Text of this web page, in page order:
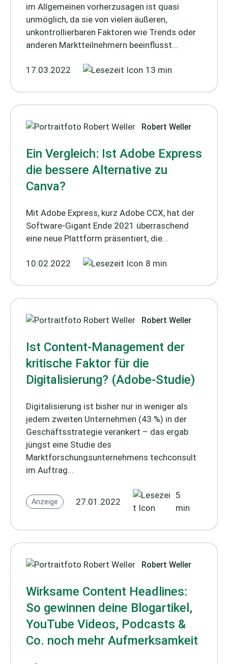
im Allgemeinen vorherzusagen ist quasi
unmöglich, da sie von vielen äußeren,
unkontrollierbaren Faktoren wie Trends oder
anderen Marktteilnehmern beeinflusst...
17.03.2022 13 min
Robert Weller
Ein Vergleich: Ist Adobe Express
die bessere Alternative zu
Canva?
Mit Adobe Express, kurz Adobe CCX, hat der
Software-Gigant Ende 2021 überraschend
eine neue Plattform präsentiert, die...
10.02.2022 8 min
Robert Weller
Ist Content-Management der
kritische Faktor für die
Digitalisierung? (Adobe-Studie)
Digitalisierung ist bisher nur in weniger als
jedem zweiten Unternehmen (43 %) in der
Geschäftsstrategie verankert – das ergab
jüngst eine Studie des
Marktforschungsunternehmens techconsult
im Auftrag...
Anzeige 27.01.2022
5
min
Robert Weller
Wirksame Content Headlines:
So gewinnen deine Blogartikel,
YouTube Videos, Podcasts &
Co. noch mehr Aufmerksamkeit